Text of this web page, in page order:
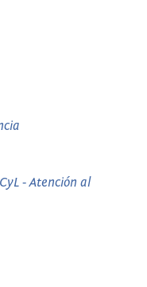
- Atención al